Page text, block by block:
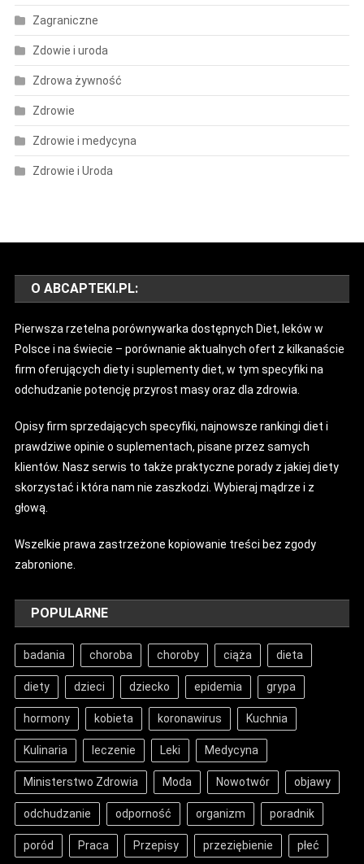
Zagraniczne
Zdowie i uroda
Zdrowa żywność
Zdrowie
Zdrowie i medycyna
Zdrowie i Uroda
O ABCAPTEKI.PL:
Pierwsza rzetelna porównywarka dostępnych Diet, leków w
Polsce i na świecie – porównanie aktualnych ofert z kilkanaście
firm oferujących diety i suplementy diet, w tym specyfiki na
odchudzanie potencję przyrost masy oraz dla zdrowia.
Opisy firm sprzedających specyfiki, najnowsze rankingi diet i
prawdziwe opinie o suplementach, pisane przez samych
klientów. Nasz serwis to także praktyczne porady z jakiej diety
skorzystać i która nam nie zaszkodzi. Wybieraj mądrze i z
głową.
Wszelkie prawa zastrzeżone kopiowanie treści bez zgody
zabronione.
POPULARNE
badania choroba choroby ciąża dieta
diety dzieci dziecko epidemia grypa
hormony kobieta koronawirus Kuchnia
Kulinaria leczenie Leki Medycyna
Ministerstwo Zdrowia Moda Nowotwór objawy
odchudzanie odporność organizm poradnik
poród Praca Przepisy przeziębienie płeć